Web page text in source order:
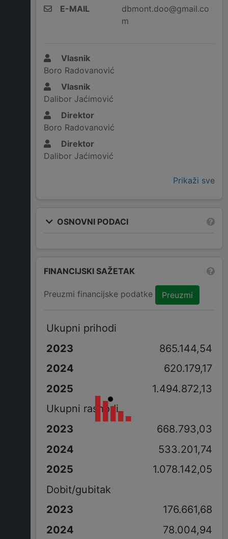
E-MAIL
dbmont.doo@gmail.co
m
Vlasnik
Boro Radovanović
Vlasnik
Dalibor Jaćimović
Direktor
Boro Radovanović
Direktor
Dalibor Jaćimović
Prikaži sve
OSNOVNI PODACI
FINANCIJSKI SAŽETAK
Preuzmi financijske podatke Preuzmi
Ukupni prihodi
865.144,54
620.179,17
1.494.872,13
Ukupni rashodi
668.793,03
533.201,74
1.078.142,05
Dobit/gubitak
176.661,68
78.004,94